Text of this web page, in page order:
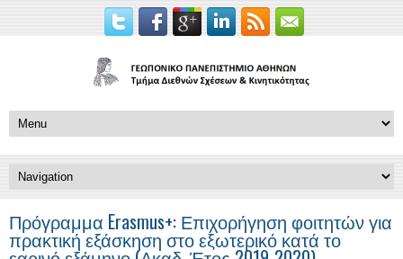
Πρόγραμμα Erasmus+: Επιχορήγηση φοιτητών για
πρακτική εξάσκηση στο εξωτερικό κατά το